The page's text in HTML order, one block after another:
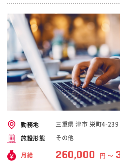
勤務地 三重県 津市 栄町4-239
施設形態 その他
月給 260,000 円 〜